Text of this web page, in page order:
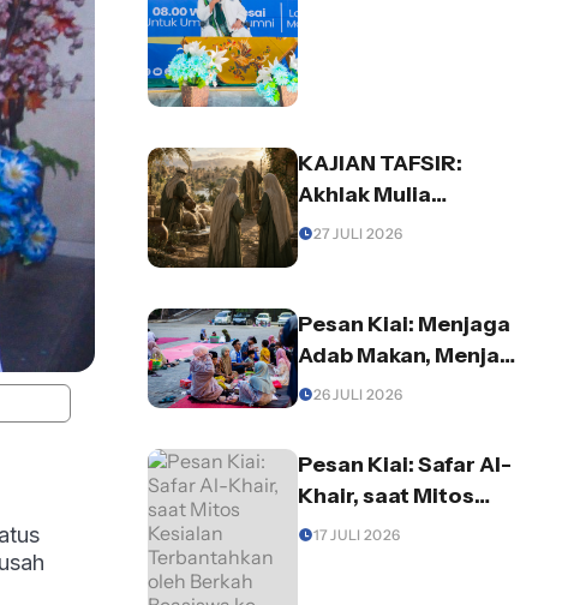
Pentingnya Ilmu
Agama dalam
Keluarga
KAJIAN TAFSIR:
Akhlak Mulia
Membuka Jalan
Kepercayaan dan
27 JULI 2026
Pesan Kiai: Menjaga
Adab Makan, Menjaga
Diri dari Godaan
26 JULI 2026
Pesan Kiai: Safar Al-
Khair, saat Mitos
Kesialan
17 JULI 2026